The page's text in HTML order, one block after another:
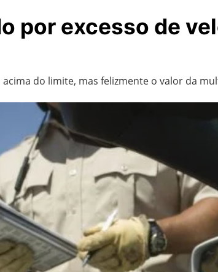
por excesso de
do limite, mas felizmente o valor da